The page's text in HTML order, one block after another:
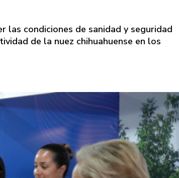
las condiciones de sanidad y seguridad
de la nuez chihuahuense en los